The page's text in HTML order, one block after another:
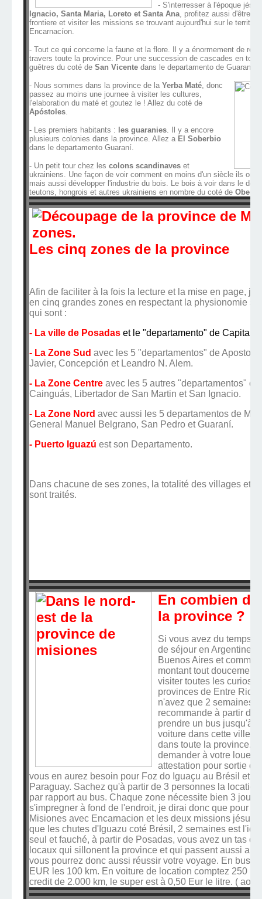
- S'interresser à l'époque
Ignacio, Santa Maria, Loreto et Santa Ana, profitez aussi d'être
frontiere et visiter les missions se trouvant aujourd'hui sur le
Encarnacíon.
- Tout ce qui concerne la faune et la flore. Il y a énormement de
travers toute la province. Pour une succession de cascades en tout
guêtres du coté de San Vicente dans le departamento de Guarani.
- Nous sommes dans la province de la Yerba Maté, donc
passez au moins une journee à visiter les cultures,
l'elaboration du maté et goutez le ! Allez du coté de
Apóstoles.
- Les premiers habitants : les guaranies. Il y a encore
plusieurs colonies dans la province. Allez a El Soberbio
dans le departamento Guaraní.
- Un petit tour chez les colons scandinaves et
ukrainiens. Une façon de voir comment en moins d'un siècle ils ont
mais aussi développer l'industrie du bois. Le bois à voir dans le
teutons, hongrois et autres ukrainiens en nombre du coté de Obera
Les cinq zones de la province
Afin de faciliter à la fois la lecture et la mise en page,
en cinq grandes zones en respectant la physionomie
qui sont :
- La ville de Posadas et le "departamento" de Capital.
- La Zone Sud avec les 5 "departamentos" de
Javier, Concepción et Leandro N. Alem.
- La Zone Centre avec les 5 autres "departamentos"
Cainguás, Libertador de San Martin et San Ignacio.
- La Zone Nord avec aussi les 5 departamentos de
General Manuel Belgrano, San Pedro et Guaraní.
- Puerto Iguazú est son Departamento.
Dans chacune de ses zones, la totalité des villages et
sont traités.
En combien
la province ?
Si vous avez du temps (
de séjour en Argentine
Buenos Aires et
montant tout doucement
visiter toutes les
provinces de Entre Rios
n'avez que 2 semaines
recommande à partir de
prendre un bus jusqu'à
voiture dans cette ville
dans toute la province.
demander à votre loueur
attestation pour sortie
vous en aurez besoin pour Foz do Iguaçu au Brésil et
Paraguay. Sachez qu'à partir de 3 personnes la
par rapport au bus. Chaque zone nécessite bien 3 jours
s'impregner à fond de l'endroit, je dirai donc que pour
Misiones avec Encarnacion et les deux missions
que les chutes d'Iguazu coté Brésil, 2 semaines est
seul et fauché, à partir de Posadas, vous avez un tas
locaux qui sillonent la province et qui passent aussi au
vous pourrez donc aussi réussir votre voyage. En bus
EUR les 100 km. En voiture de location comptez 250
credit de 2.000 km, le super est à 0,50 Eur le litre. ( août